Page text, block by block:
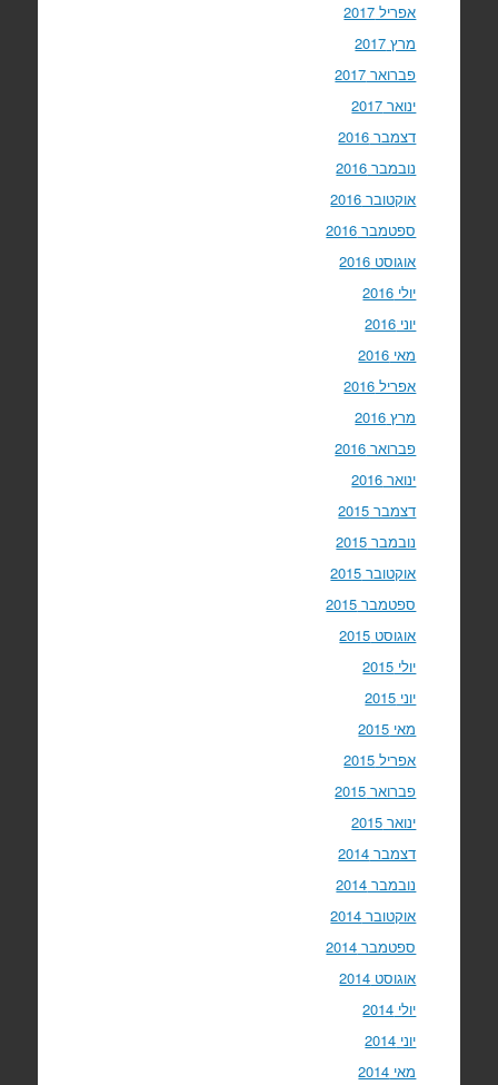
אפריל 2017
מרץ 2017
פברואר 2017
ינואר 2017
דצמבר 2016
נובמבר 2016
אוקטובר 2016
ספטמבר 2016
אוגוסט 2016
יולי 2016
יוני 2016
מאי 2016
אפריל 2016
מרץ 2016
פברואר 2016
ינואר 2016
דצמבר 2015
נובמבר 2015
אוקטובר 2015
ספטמבר 2015
אוגוסט 2015
יולי 2015
יוני 2015
מאי 2015
אפריל 2015
פברואר 2015
ינואר 2015
דצמבר 2014
נובמבר 2014
אוקטובר 2014
ספטמבר 2014
אוגוסט 2014
יולי 2014
יוני 2014
מאי 2014